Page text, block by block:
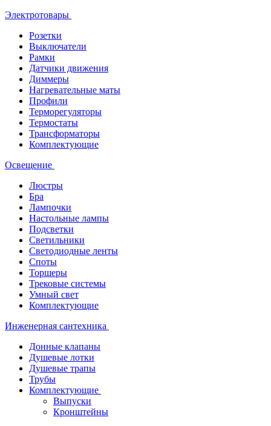
Электротовары
Розетки
Выключатели
Рамки
Датчики движения
Диммеры
Нагревательные маты
Профили
Терморегуляторы
Термостаты
Трансформаторы
Комплектующие
Освещение
Люстры
Бра
Лампочки
Настольные лампы
Подсветки
Светильники
Светодиодные ленты
Споты
Торшеры
Трековые системы
Умный свет
Комплектующие
Инженерная сантехника
Донные клапаны
Душевые лотки
Душевые трапы
Трубы
Комплектующие
Выпуски
Кронштейны